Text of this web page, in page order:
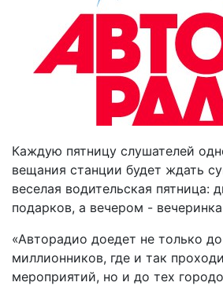
Каждую пятницу слушателей
вещания станции будет ждать
веселая водительская пятница:
подарков, а вечером -
«Авторадио доедет не только
миллионников, где и так
мероприятий, но и до тех